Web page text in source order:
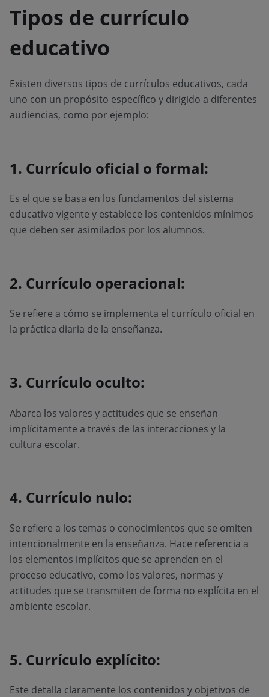
Tipos de currículo
educativo
Existen diversos tipos de currículos educativos, cada
uno con un propósito específico y dirigido a diferentes
audiencias, como por ejemplo:
1. Currículo oficial o formal:
Es el que se basa en los fundamentos del sistema
educativo vigente y establece los contenidos mínimos
que deben ser asimilados por los alumnos.
2. Currículo operacional:
Se refiere a cómo se implementa el currículo oficial en
la práctica diaria de la enseñanza.
3. Currículo oculto:
Abarca los valores y actitudes que se enseñan
implícitamente a través de las interacciones y la
cultura escolar.
4. Currículo nulo:
Se refiere a los temas o conocimientos que se omiten
intencionalmente en la enseñanza. Hace referencia a
los elementos implícitos que se aprenden en el
proceso educativo, como los valores, normas y
actitudes que se transmiten de forma no explícita en el
ambiente escolar.
5. Currículo explícito:
Este detalla claramente los contenidos y objetivos de